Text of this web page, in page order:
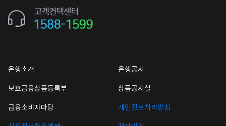
은행소개 은행공시
보호금융상품등록부 상품공시실
금융소비자마당 개인정보처리방침